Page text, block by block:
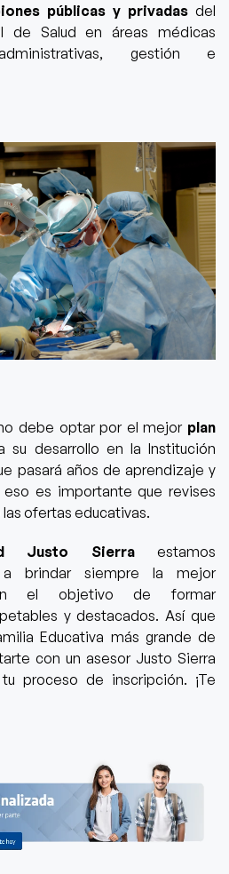
públicas y privadas del
de Salud en áreas médicas
gestión e
debe optar por el mejor plan
su desarrollo en la Institución
pasará años de aprendizaje y
es importante que revises
ofertas educativas.
Justo Sierraestamos
a brindar siempre la mejor
el objetivo de formar
y destacados. Así que
Educativa más grande de
con un asesor Justo Sierra
proceso de inscripción. ¡Te